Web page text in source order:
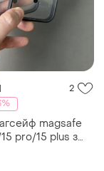
2
magsafe
pro/15 plus з